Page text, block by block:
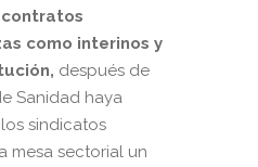
como interinos y
después de
Sanidad haya
sindicatos
mesa sectorial un